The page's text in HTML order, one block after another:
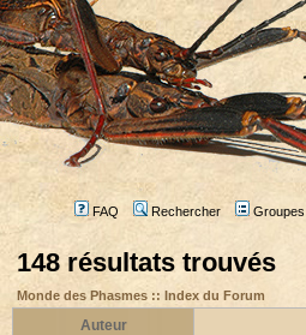
FAQ Rechercher
148 résultats trouvés
Monde des Phasmes :: Index du Forum
Auteur